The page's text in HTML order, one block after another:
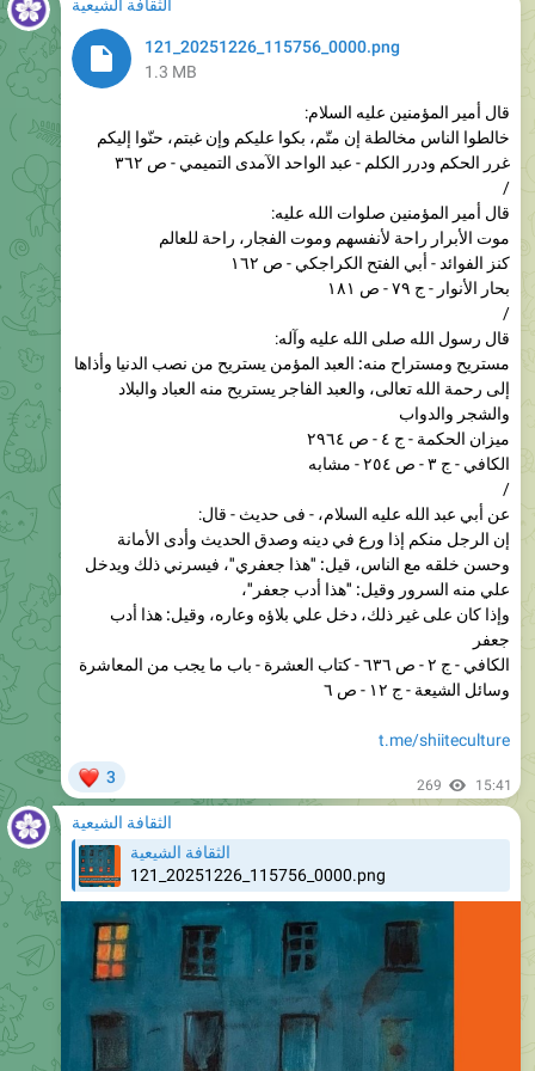
قال أمير المؤمنين عليه السلام:
خالطوا الناس مخالطة إن متّم، بكوا عليكم وإن غبتم، حنّوا إليكم
غرر الحكم ودرر الكلم - عبد الواحد الآمدى التميمي - ص ٣٦٢
/
قال أمير المؤمنين صلوات الله عليه:
موت الأبرار راحة لأنفسهم وموت الفجار، راحة للعالم
كنز الفوائد - أبي الفتح الكراجكي - ص ١٦٢
بحار الأنوار - ج ٧٩ - ص ١٨١
/
قال رسول الله صلى الله عليه وآله:
مستريح ومستراح منه: العبد المؤمن يستريح من نصب الدنيا وأذاها
إلى رحمة الله تعالى، والعبد الفاجر يستريح منه العباد والبلاد
والشجر والدواب
ميزان الحكمة - ج ٤ - ص ٢٩٦٤
الكافي - ج ٣ - ص ٢٥٤ - مشابه
/
عن أبي عبد الله عليه السلام، - فی حدیث - قال:
إن الرجل منكم إذا ورع في دينه وصدق الحديث وأدى الأمانة
وحسن خلقه مع الناس، قيل: "هذا جعفري"، فيسرني ذلك ويدخل
علي منه السرور وقيل: "هذا أدب جعفر"،
وإذا كان على غير ذلك، دخل علي بلاؤه وعاره، وقيل: هذا أدب
جعفر
الكافي - ج ٢ - ص ٦٣٦ - كتاب العشرة - باب ما يجب من المعاشرة
وسائل الشيعة - ج ١٢ - ص ٦
t.me/shiiteculture
269 15:41
الثقافة الشيعية
الثقافة الشيعية
121_20251226_115756_0000.png